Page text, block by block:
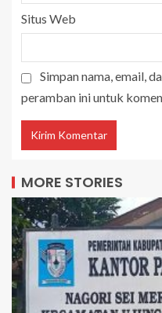
Situs Web
Simpan nama, email,
peramban ini untuk
MORE STORIES